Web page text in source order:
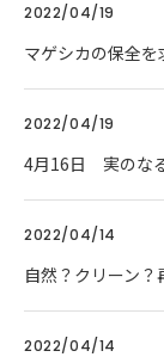
2022/04/19
マゲシカの保全
2022/04/19
4月16日 実のな
2022/04/14
自然？クリーン
2022/04/14